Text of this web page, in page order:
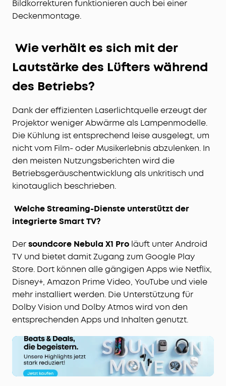
Bildkorrekturen funktionieren auch bei einer
Deckenmontage.
Wie verhält es sich mit der
Lautstärke des Lüfters während
des Betriebs?
Dank der effizienten Laserlichtquelle erzeugt der
Projektor weniger Abwärme als Lampenmodelle.
Die Kühlung ist entsprechend leise ausgelegt, um
nicht vom Film- oder Musikerlebnis abzulenken. In
den meisten Nutzungsberichten wird die
Betriebsgeräuschentwicklung als unkritisch und
kinotauglich beschrieben.
Welche Streaming-Dienste unterstützt der
integrierte Smart TV?
Dersoundcore Nebula X1 Pro läuft unter Android
TV und bietet damit Zugang zum Google Play
Store. Dort können alle gängigen Apps wie Netflix,
Disney+, Amazon Prime Video, YouTube und viele
mehr installiert werden. Die Unterstützung für
Dolby Vision und Dolby Atmos wird von den
entsprechenden Apps und Inhalten genutzt.